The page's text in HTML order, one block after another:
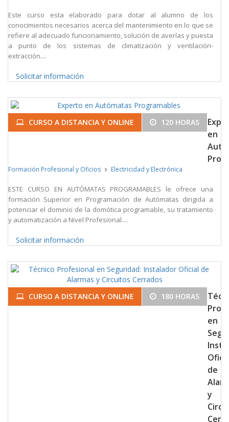
Este curso esta elaborado para dotar al alumno de los
conocimientos necesarios acerca del mantenimiento en lo que se
refiere al adecuado funcionamiento, solución de averías y puesta
a punto de los sistemas de climatización y ventilación-
extracción....
Solicitar información
CURSO A DISTANCIA Y ONLINE 120 HORAS
en
Formación Profesional y Oficios Electricidad y Electrónica
ESTE CURSO EN AUTÓMATAS PROGRAMABLES le ofrece una
formación Superior en Programación de Autómatas dirigida a
potenciar el dominio de la domótica programable, su tratamiento
y automatización a Nivel Profesional....
Solicitar información
CURSO A DISTANCIA Y ONLINE 180 HORAS
en
de
y